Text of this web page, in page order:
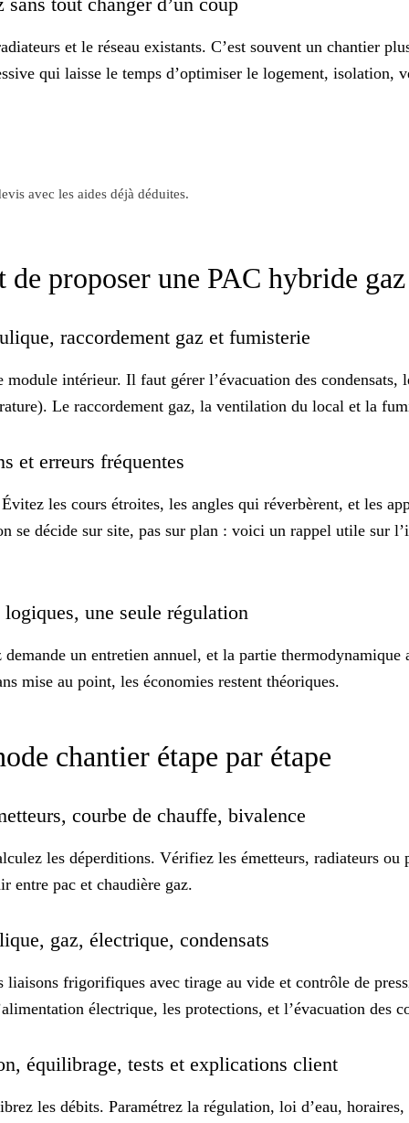
et le réseau existants. C’est souvent un chantier
qui laisse le temps d’optimiser le logement, isolation,
avec les aides déjà déduites.
proposer une PAC hybride
raccordement gaz et fumisterie
intérieur. Il faut gérer l’évacuation des condensats,
Le raccordement gaz, la ventilation du local et la
et erreurs fréquentes
les cours étroites, les angles qui réverbèrent, et les
se décide sur site, pas sur plan : voici un rappel utile sur
une seule régulation
un entretien annuel, et la partie
mise au point, les économies restent théoriques.
chantier étape par étape
courbe de chauffe, bivalence
les déperditions. Vérifiez les émetteurs, radiateurs
entre pac et chaudière gaz.
gaz, électrique, condensats
frigorifiques avec tirage au vide et contrôle de
électrique, les protections, et l’évacuation des
équilibrage, tests et explications client
les débits. Paramétrez la régulation, loi d’eau,